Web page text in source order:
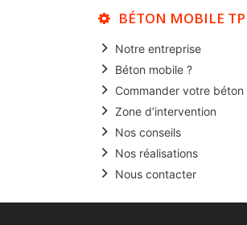
BÉTON MOBILE TP
Notre entreprise
Béton mobile ?
Commander votre béton
Zone d’intervention
Nos conseils
Nos réalisations
Nous contacter